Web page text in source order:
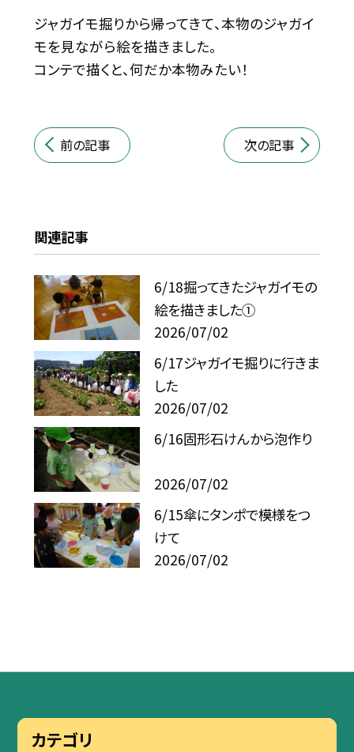
ジャガイモ掘りから帰ってきて、本物のジャガイ
モを見ながら絵を描きました。
コンテで描くと、何だか本物みたい！
前の記事 次の記事
関連記事
6/18掘ってきたジャガイモの
絵を描きました①
2026/07/02
6/17ジャガイモ掘りに行きま
した
2026/07/02
6/16固形石けんから泡作り
2026/07/02
6/15傘にタンポで模様をつ
けて
2026/07/02
カテゴリ